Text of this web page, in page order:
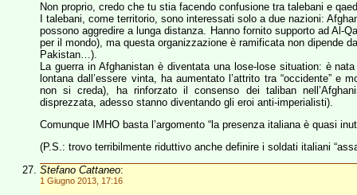
Non proprio, credo che tu stia facendo confusione tra talebani e
I talebani, come territorio, sono interessati solo a due nazioni:
possono aggredire a lunga distanza. Hanno fornito supporto ad Al-
per il mondo), ma questa organizzazione è ramificata non dipende
Pakistan…).
La guerra in Afghanistan è diventata una lose-lose situation: è
lontana dall’essere vinta, ha aumentato l’attrito tra “occidente”
non si creda), ha rinforzato il consenso dei taliban
disprezzata, adesso stanno diventando gli eroi anti-imperialisti).
Comunque IMHO basta l’argomento “la presenza italiana è quasi
(P.S.: trovo terribilmente riduttivo anche definire i soldati italiani
Stefano Cattaneo:
1 Giugno 2013, 17:16